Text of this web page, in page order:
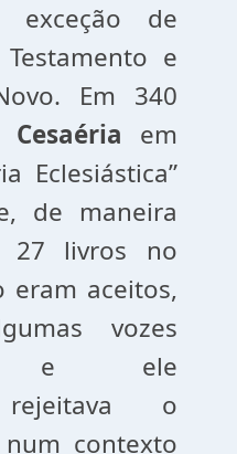
exceção de
e
Em 340
Cesaéria em
Eclesiástica”
de maneira
27 livros no
eram aceitos,
vozes
e ele
rejeitava o
contexto